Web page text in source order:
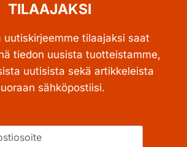
TILAAJAKSI
uutiskirjeemme tilaajaksi saat
tiedon uusista tuotteistamme,
uutisista sekä artikkeleista
sähköpostiisi.